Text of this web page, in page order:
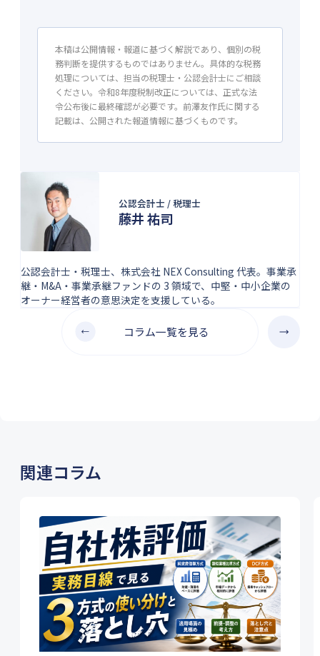
本稿は公開情報・報道に基づく解説であり、個別の税
務判断を提供するものではありません。具体的な税務
処理については、担当の税理士・公認会計士にご相談
ください。令和8年度税制改正については、正式な法
令公布後に最終確認が必要です。前澤友作氏に関する
記載は、公開された報道情報に基づくものです。
公認会計士 / 税理士
藤井 祐司
公認会計士・税理士、株式会社 NEX Consulting 代表。事業承
継・M&A・事業承継ファンドの 3 領域で、中堅・中小企業の
オーナー経営者の意思決定を支援している。
コラム一覧を見る
関連コラム